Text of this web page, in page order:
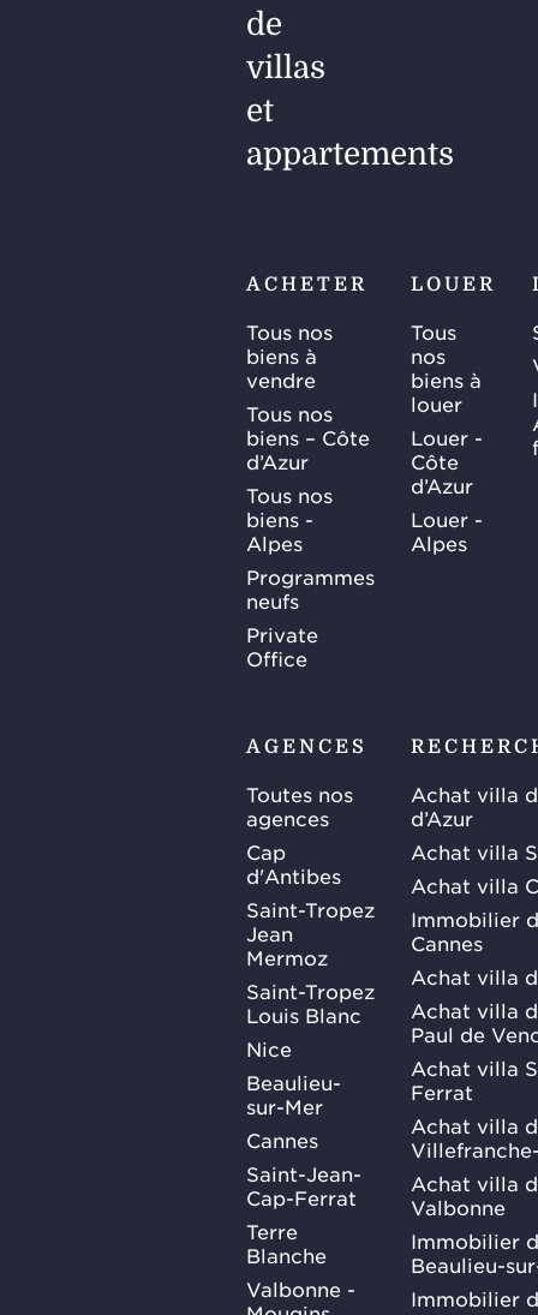
de
villas
et
appartements
ACHETER
Tous nos
biens à
vendre
Tous nos
biens – Côte
d’Azur
Tous nos
biens -
Alpes
Programmes
neufs
Private
Office
LOUER
Tous
nos
biens à
louer
Louer -
Côte
d’Azur
Louer -
Alpes
AGENCES
Toutes nos
agences
Cap
d'Antibes
Saint-Tropez
Jean
Mermoz
Saint-Tropez
Louis Blanc
Nice
Beaulieu-
sur-Mer
Cannes
Saint-Jean-
Cap-Ferrat
Terre
Blanche
Valbonne -
Achat villa
d’Azur
Achat villa
Achat villa
Immobilier
Cannes
Achat villa
Achat villa
Paul de
Achat villa
Ferrat
Achat villa
Achat villa
Valbonne
Immobilier
Beaulieu-
Immobilier